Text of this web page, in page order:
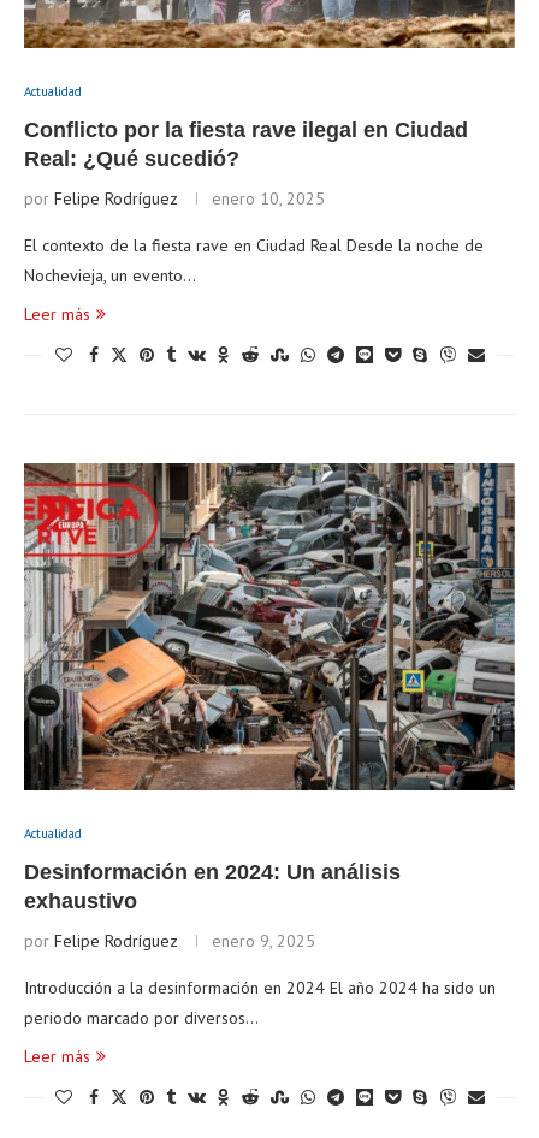
Actualidad
Conflicto por la fiesta rave ilegal en Ciudad
Real: ¿Qué sucedió?
por Felipe Rodríguez enero 10, 2025
El contexto de la fiesta rave en Ciudad Real Desde la noche de
Nochevieja, un evento…
Leer más
Actualidad
Desinformación en 2024: Un análisis
exhaustivo
por Felipe Rodríguez enero 9, 2025
Introducción a la desinformación en 2024 El año 2024 ha sido un
periodo marcado por diversos…
Leer más